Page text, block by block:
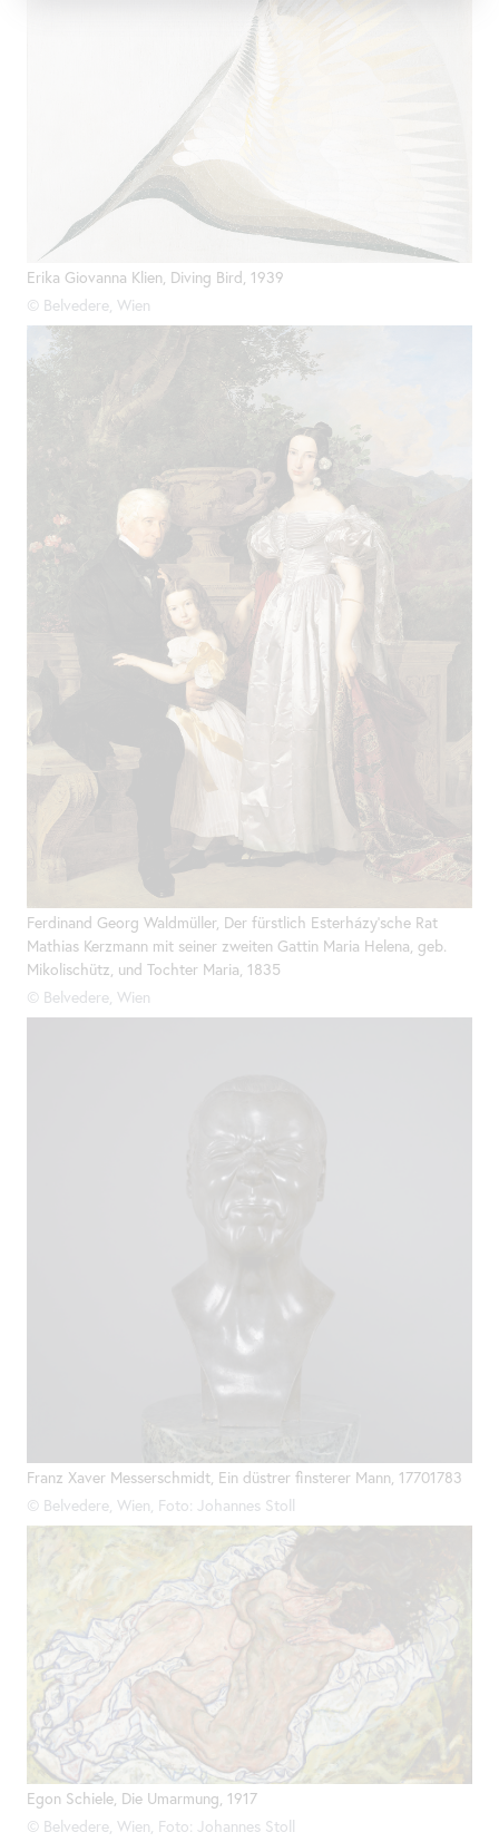
Erika Giovanna Klien, Diving Bird, 1939
© Belvedere, Wien
Ferdinand Georg Waldmüller, Der fürstlich Esterházy'sche Rat
Mathias Kerzmann mit seiner zweiten Gattin Maria Helena, geb.
Mikolischütz, und Tochter Maria, 1835
© Belvedere, Wien
Franz Xaver Messerschmidt, Ein düstrer finsterer Mann, 17701783
© Belvedere, Wien, Foto: Johannes Stoll
Egon Schiele, Die Umarmung, 1917
© Belvedere, Wien, Foto: Johannes Stoll